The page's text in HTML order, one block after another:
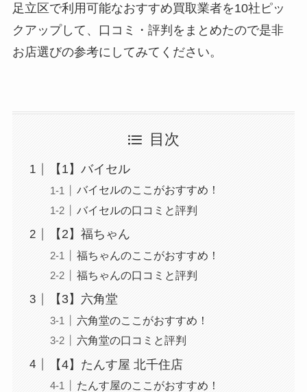
足立区で利用可能なおすすめ買取業者を10社ピッ
クアップして、口コミ・評判をまとめたので是非
お店選びの参考にしてみてください。
目次
【1】バイセル
バイセルのここがおすすめ！
バイセルの口コミと評判
【2】福ちゃん
福ちゃんのここがおすすめ！
福ちゃんの口コミと評判
【3】六角堂
六角堂のここがおすすめ！
六角堂の口コミと評判
【4】たんす屋 北千住店
たんす屋のここがおすすめ！